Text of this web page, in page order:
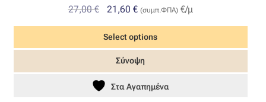
27,00€
Original
was:
27,00 €.
21,60€Η
τιμή
είναι:
21,60 €.
(συμπ.ΦΠΑ) €/μ
Select options
Σύνοψη
Στα Αγαπημένα